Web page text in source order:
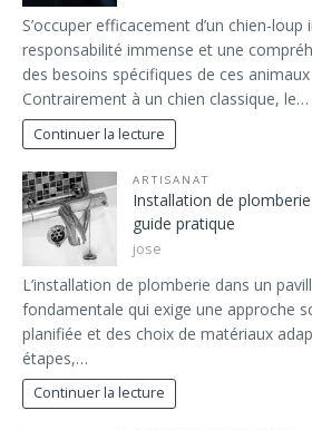
S’occuper efficacement d’un chien-loup
responsabilité immense et une
des besoins spécifiques de ces
Contrairement à un chien classique, le…
Continuer la lecture
ARTISANAT
Installation de
guide pratique
jose
L’installation de plomberie dans un
fondamentale qui exige une approche
planifiée et des choix de matériaux
étapes,…
Continuer la lecture